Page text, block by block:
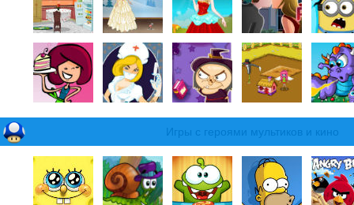
Игры с героями мультиков и кино